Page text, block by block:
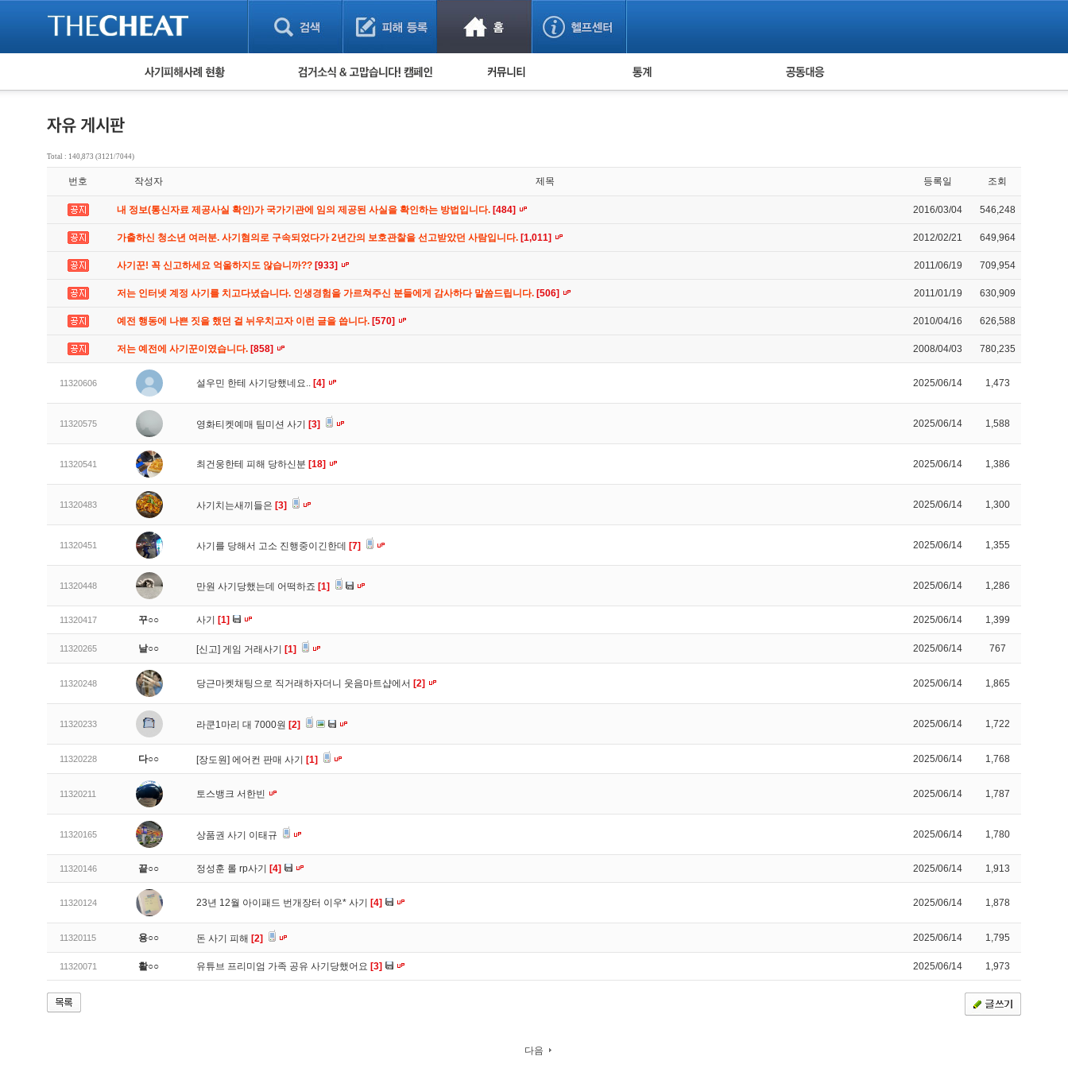
피해사례 현황
유해사이트 목록
비공개 피해사례
검거 소식 사기 예방했어요!
사기방지 아이디어
신종사기 주의 정보
누적 피해사례 통계 피해자 공동대응
Total : 140,873 (3121/7044)
번호 작성자 제목 등록일 조회
내 정보(통신자료 제공사실 확인)가 국가기관에 임의 제공된 사실을 확인하는 방법입니다. [484] 2016/03/04 546,248
가출하신 청소년 여러분. 사기혐의로 구속되었다가 2년간의 보호관찰을 선고받았던 사람입니다. [1,011] 2012/02/21 649,964
사기꾼! 꼭 신고하세요 억울하지도 않습니까?? [933] 2011/06/19 709,954
저는 인터넷 계정 사기를 치고다녔습니다. 인생경험을 가르쳐주신 분들에게 감사하다 말씀드립니다. [506] 2011/01/19 630,909
예전 행동에 나쁜 짓을 했던 걸 뉘우치고자 이런 글을 씁니다. [570] 2010/04/16 626,588
저는 예전에 사기꾼이였습니다. [858] 2008/04/03 780,235
11320606 설우민 한테 사기당했네요.. [4] 2025/06/14 1,473
11320575 영화티켓예매 팀미션 사기 [3] 2025/06/14 1,588
11320541 최건웅한테 피해 당하신분 [18] 2025/06/14 1,386
11320483 사기치는새끼들은 [3] 2025/06/14 1,300
11320451 사기를 당해서 고소 진행중이긴한데 [7] 2025/06/14 1,355
11320448 만원 사기당했는데 어떡하죠 [1] 2025/06/14 1,286
11320417 꾸○○ 사기 [1] 2025/06/14 1,399
11320265 날○○ [신고] 게임 거래사기 [1] 2025/06/14 767
11320248 당근마켓채팅으로 직거래하자더니 웃음마트샵에서 [2] 2025/06/14 1,865
11320233 라쿤1마리 대 7000원 [2] 2025/06/14 1,722
11320228 다○○ [장도원] 에어컨 판매 사기 [1] 2025/06/14 1,768
11320211 토스뱅크 서한빈 2025/06/14 1,787
11320165 상품권 사기 이태규 2025/06/14 1,780
11320146 끝○○ 정성훈 롤 rp사기 [4] 2025/06/14 1,913
11320124 23년 12월 아이패드 번개장터 이우* 사기 [4] 2025/06/14 1,878
11320115 용○○ 돈 사기 피해 [2] 2025/06/14 1,795
11320071 활○○ 유튜브 프리미엄 가족 공유 사기당했어요 [3] 2025/06/14 1,973
다음